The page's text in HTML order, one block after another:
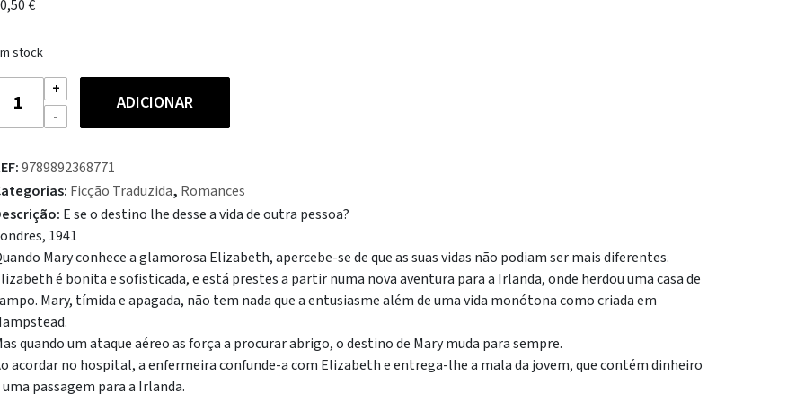
€
stock
Quantidade
ADICIONAR
9789892368771
Ficção Traduzida, Romances
E se o destino lhe desse a vida de outra pessoa?
1941
Mary conhece a glamorosa Elizabeth, apercebe-se de que as suas vidas não podiam ser mais diferentes.
é bonita e sofisticada, e está prestes a partir numa nova aventura para a Irlanda, onde herdou uma casa de
Mary, tímida e apagada, não tem nada que a entusiasme além de uma vida monótona como criada em
quando um ataque aéreo as força a procurar abrigo, o destino de Mary muda para sempre.
acordar no hospital, a enfermeira confunde-a com Elizabeth e entrega-lhe a mala da jovem, que contém dinheiro
uma passagem para a Irlanda.